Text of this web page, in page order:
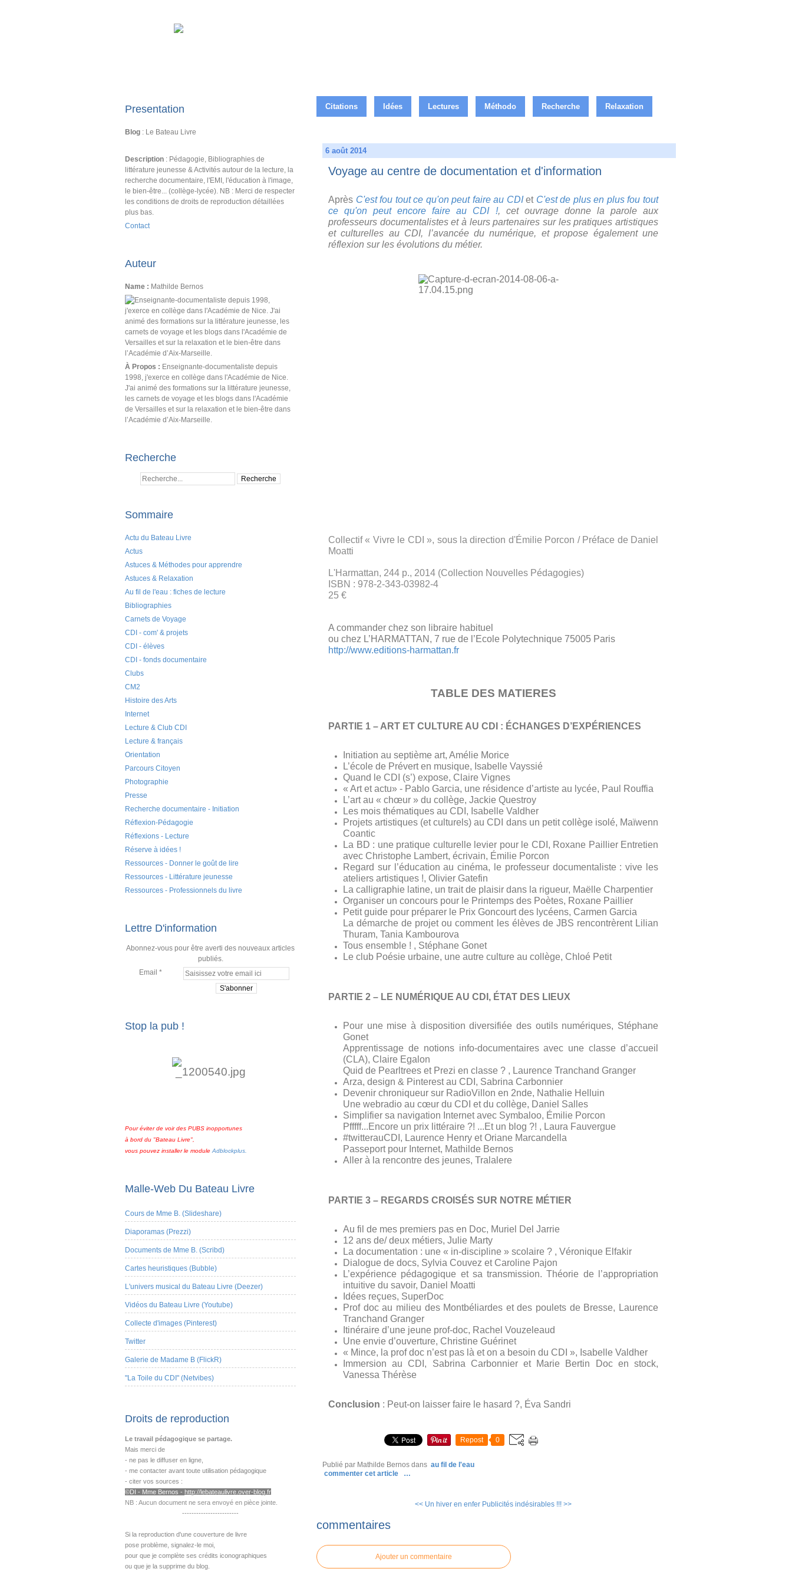
Presentation
Blog : Le Bateau Livre
Description : Pédagogie, Bibliographies de
littérature jeunesse & Activités autour de la lecture, la
recherche documentaire, l'EMI, l'éducation à l'image,
le bien-être... (collège-lycée). NB : Merci de respecter
les conditions de droits de reproduction détaillées
plus bas.
Contact
Auteur
Name : Mathilde Bernos
À Propos : Enseignante-documentaliste depuis
1998, j'exerce en collège dans l'Académie de Nice.
J'ai animé des formations sur la littérature jeunesse,
les carnets de voyage et les blogs dans l'Académie
de Versailles et sur la relaxation et le bien-être dans
l’Académie d’Aix-Marseille.
Recherche
Sommaire
Actu du Bateau Livre
Actus
Astuces & Méthodes pour apprendre
Astuces & Relaxation
Au fil de l'eau : fiches de lecture
Bibliographies
Carnets de Voyage
CDI - com' & projets
CDI - élèves
CDI - fonds documentaire
Clubs
CM2
Histoire des Arts
Internet
Lecture & Club CDI
Lecture & français
Orientation
Parcours Citoyen
Photographie
Presse
Recherche documentaire - Initiation
Réflexion-Pédagogie
Réflexions - Lecture
Réserve à idées !
Ressources - Donner le goût de lire
Ressources - Littérature jeunesse
Ressources - Professionnels du livre
Lettre D'information
Abonnez-vous pour être averti des nouveaux articles
publiés.
Email
Stop la pub !
Pour éviter de voir des PUBS inopportunes
à bord du "Bateau Livre",
vous pouvez installer le module Adblockplus.
Malle-Web Du Bateau Livre
Cours de Mme B. (Slideshare)
Diaporamas (Prezzi)
Documents de Mme B. (Scribd)
Cartes heuristiques (Bubble)
L'univers musical du Bateau Livre (Deezer)
Vidéos du Bateau Livre (Youtube)
Collecte d'images (Pinterest)
Twitter
Galerie de Madame B (FlickR)
"La Toile du CDI" (Netvibes)
Droits de reproduction
Le travail pédagogique se partage.
Mais merci de
- ne pas le diffuser en ligne,
- me contacter avant toute utilisation pédagogique
- citer vos sources :
©DI - Mme Bernos - http://lebateaulivre.over-blog.fr
NB : Aucun document ne sera envoyé en pièce jointe.
------------------------
Si la reproduction d'une couverture de livre
pose problème, signalez-le moi,
pour que je complète ses crédits iconographiques
ou que je la supprime du blog.
Citations Idées Lectures Méthodo Recherche Relaxation
6 août 2014
Voyage au centre de documentation et d'information
Après C'est fou tout ce qu'on peut faire au CDIet C'est de plus en plus fou tout
ce qu'on peut encore faire au CDI !, cet ouvrage donne la parole aux
professeurs documentalistes et à leurs partenaires sur les pratiques artistiques
et culturelles au CDI, l’avancée du numérique, et propose également une
réflexion sur les évolutions du métier.
Collectif « Vivre le CDI », sous la direction d'Émilie Porcon / Préface de Daniel
Moatti
L'Harmattan, 244 p., 2014 (Collection Nouvelles Pédagogies)
ISBN : 978-2-343-03982-4
25 €
A commander chez son libraire habituel
ou chez L’HARMATTAN, 7 rue de l’Ecole Polytechnique 75005 Paris
http://www.editions-harmattan.fr
TABLE DES MATIERES
PARTIE 1 – ART ET CULTURE AU CDI : ÉCHANGES D’EXPÉRIENCES
Initiation au septième art, Amélie Morice
L’école de Prévert en musique, Isabelle Vayssié
Quand le CDI (s’) expose, Claire Vignes
« Art et actu» - Pablo Garcia, une résidence d’artiste au lycée, Paul Rouffia
L’art au « chœur » du collège, Jackie Questroy
Les mois thématiques au CDI, Isabelle Valdher
Projets artistiques (et culturels) au CDI dans un petit collège isolé, Maïwenn
Coantic
La BD : une pratique culturelle levier pour le CDI, Roxane Paillier Entretien
avec Christophe Lambert, écrivain, Émilie Porcon
Regard sur l’éducation au cinéma, le professeur documentaliste : vive les
ateliers artistiques !, Olivier Gatefin
La calligraphie latine, un trait de plaisir dans la rigueur, Maëlle Charpentier
Organiser un concours pour le Printemps des Poètes, Roxane Paillier
Petit guide pour préparer le Prix Goncourt des lycéens, Carmen Garcia
La démarche de projet ou comment les élèves de JBS rencontrèrent Lilian
Thuram, Tania Kambourova
Tous ensemble ! , Stéphane Gonet
Le club Poésie urbaine, une autre culture au collège, Chloé Petit
PARTIE 2 – LE NUMÉRIQUE AU CDI, ÉTAT DES LIEUX
Pour une mise à disposition diversifiée des outils numériques, Stéphane
Gonet
Apprentissage de notions info-documentaires avec une classe d’accueil
(CLA), Claire Egalon
Quid de Pearltrees et Prezi en classe ? , Laurence Tranchand Granger
Arza, design & Pinterest au CDI, Sabrina Carbonnier
Devenir chroniqueur sur RadioVillon en 2nde, Nathalie Helluin
Une webradio au cœur du CDI et du collège, Daniel Salles
Simplifier sa navigation Internet avec Symbaloo, Émilie Porcon
Pfffff...Encore un prix littéraire ?! ...Et un blog ?! , Laura Fauvergue
#twitterauCDI, Laurence Henry et Oriane Marcandella
Passeport pour Internet, Mathilde Bernos
Aller à la rencontre des jeunes, Tralalere
PARTIE 3 – REGARDS CROISÉS SUR NOTRE MÉTIER
Au fil de mes premiers pas en Doc, Muriel Del Jarrie
12 ans de/ deux métiers, Julie Marty
La documentation : une « in-discipline » scolaire ? , Véronique Elfakir
Dialogue de docs, Sylvia Couvez et Caroline Pajon
L’expérience pédagogique et sa transmission. Théorie de l’appropriation
intuitive du savoir, Daniel Moatti
Idées reçues, SuperDoc
Prof doc au milieu des Montbéliardes et des poulets de Bresse, Laurence
Tranchand Granger
Itinéraire d’une jeune prof-doc, Rachel Vouzeleaud
Une envie d’ouverture, Christine Guérinet
« Mince, la prof doc n’est pas là et on a besoin du CDI », Isabelle Valdher
Immersion au CDI, Sabrina Carbonnier et Marie Bertin Doc en stock,
Vanessa Thérèse
Conclusion : Peut-on laisser faire le hasard ?, Éva Sandri
Repost 0
Publié par Mathilde Bernos dans au fil de l'eau
commenter cet article
…
<< Un hiver en enfer Publicités indésirables !!! >>
commentaires
Ajouter un commentaire